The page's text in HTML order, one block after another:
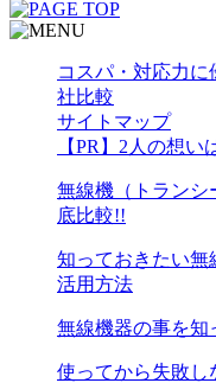
コスパ・対応力
社比較
サイトマップ
【PR】2人の想
無線機（トランシ
底比較!!
知っておきたい無
活用方法
無線機器の事を知
使ってから失敗し